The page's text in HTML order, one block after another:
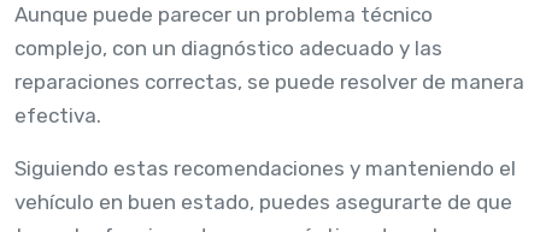
Aunque puede parecer un problema técnico
complejo, con un diagnóstico adecuado y las
reparaciones correctas, se puede resolver de manera
efectiva.
Siguiendo estas recomendaciones y manteniendo el
vehículo en buen estado, puedes asegurarte de que